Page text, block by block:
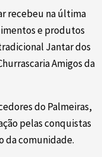
recebeu na última
e produtos
Jantar dos
Amigos da
do Palmeiras,
pelas conquistas
da comunidade.